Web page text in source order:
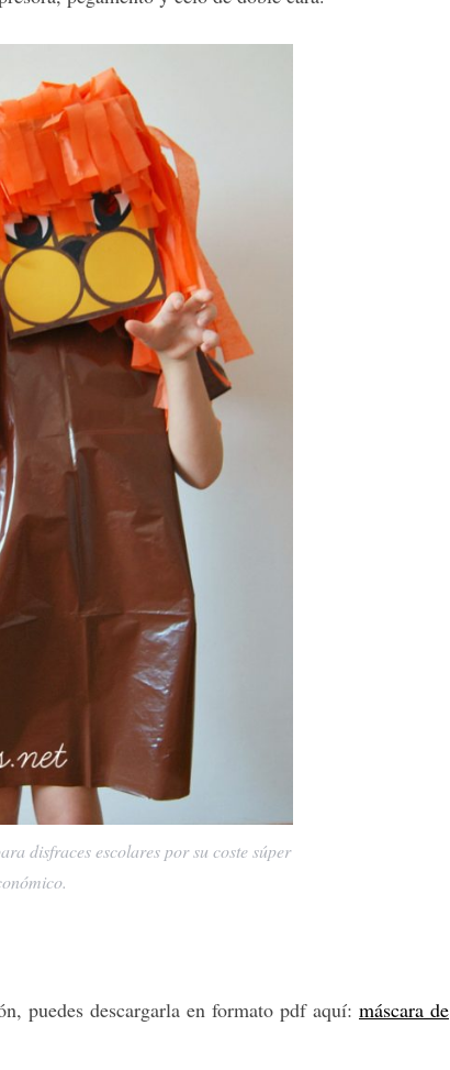
disfraces escolares por su coste súper
puedes descargarla en formato pdf aquí: máscara de